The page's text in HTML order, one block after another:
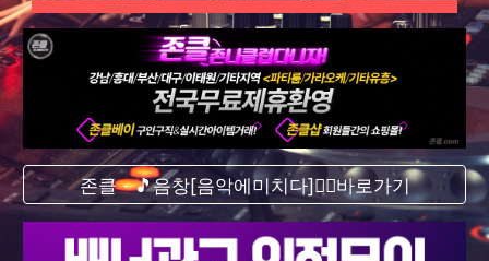
존클 - 🎵음창[음악에미치다]❤️‍🔥바로가기